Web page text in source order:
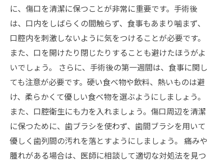
に、傷口を清潔に保つことが非常に重要です。手術後
は、口内をしばらくの間触らず、食事もあまり噛まず、
口腔内を刺激しないように気をつけることが必要です。
また、口を開けたり閉じたりすることも避けたほうがよ
いでしょう。 さらに、手術後の第一週間は、食事に関し
ても注意が必要です。硬い食べ物や飲料、熱いものは避
け、柔らかくて優しい食べ物を選ぶようにしましょう。
また、口腔衛生にも力を入れましょう。傷口周辺を清潔
に保つために、歯ブラシを使わず、歯間ブラシを用いて
優しく歯列間の汚れを落とすようにしましょう。 痛みや
腫れがある場合は、医師に相談して適切な対処法を見つ